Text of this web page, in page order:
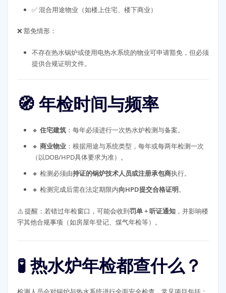
✅ 混合用途物业（如楼上住宅、楼下商业）
❌ 豁免情形：
不存在热水锅炉或使用电热水系统的物业可申请豁免，但必须
提供合规证明文件。
🧭 年检时间与频率
🔸住宅建筑 ：每年必须进行一次热水炉检测与备案。
🔸商业物业 ：根据用途与系统类型，每年或每两年检测一次
（以DOB/HPD具体要求为准）。
🔸 检测必须由持证的锅炉技术人员或注册承包商执行。
🔸 检测完成后需在法定期限内向HPD提交合格证明。
⚠️ 提醒：若错过年检窗口，可能会收到罚单 + 听证通知，并影响楼
宇其他合规事项（如房屋年登记、煤气年检等）。
🧪 热水炉年检都查什么？